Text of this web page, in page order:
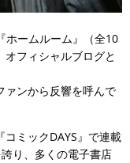
ホームルーム』（全10
フィシャルブログと
ァンから反響を呼んで
ミックDAYS』で連載
り、多くの電子書店